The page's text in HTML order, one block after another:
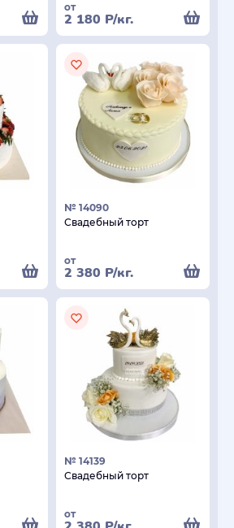
от
2 180 Р/кг.
№ 14090
Свадебный торт
от
2 380 Р/кг.
№ 14139
Свадебный торт
от